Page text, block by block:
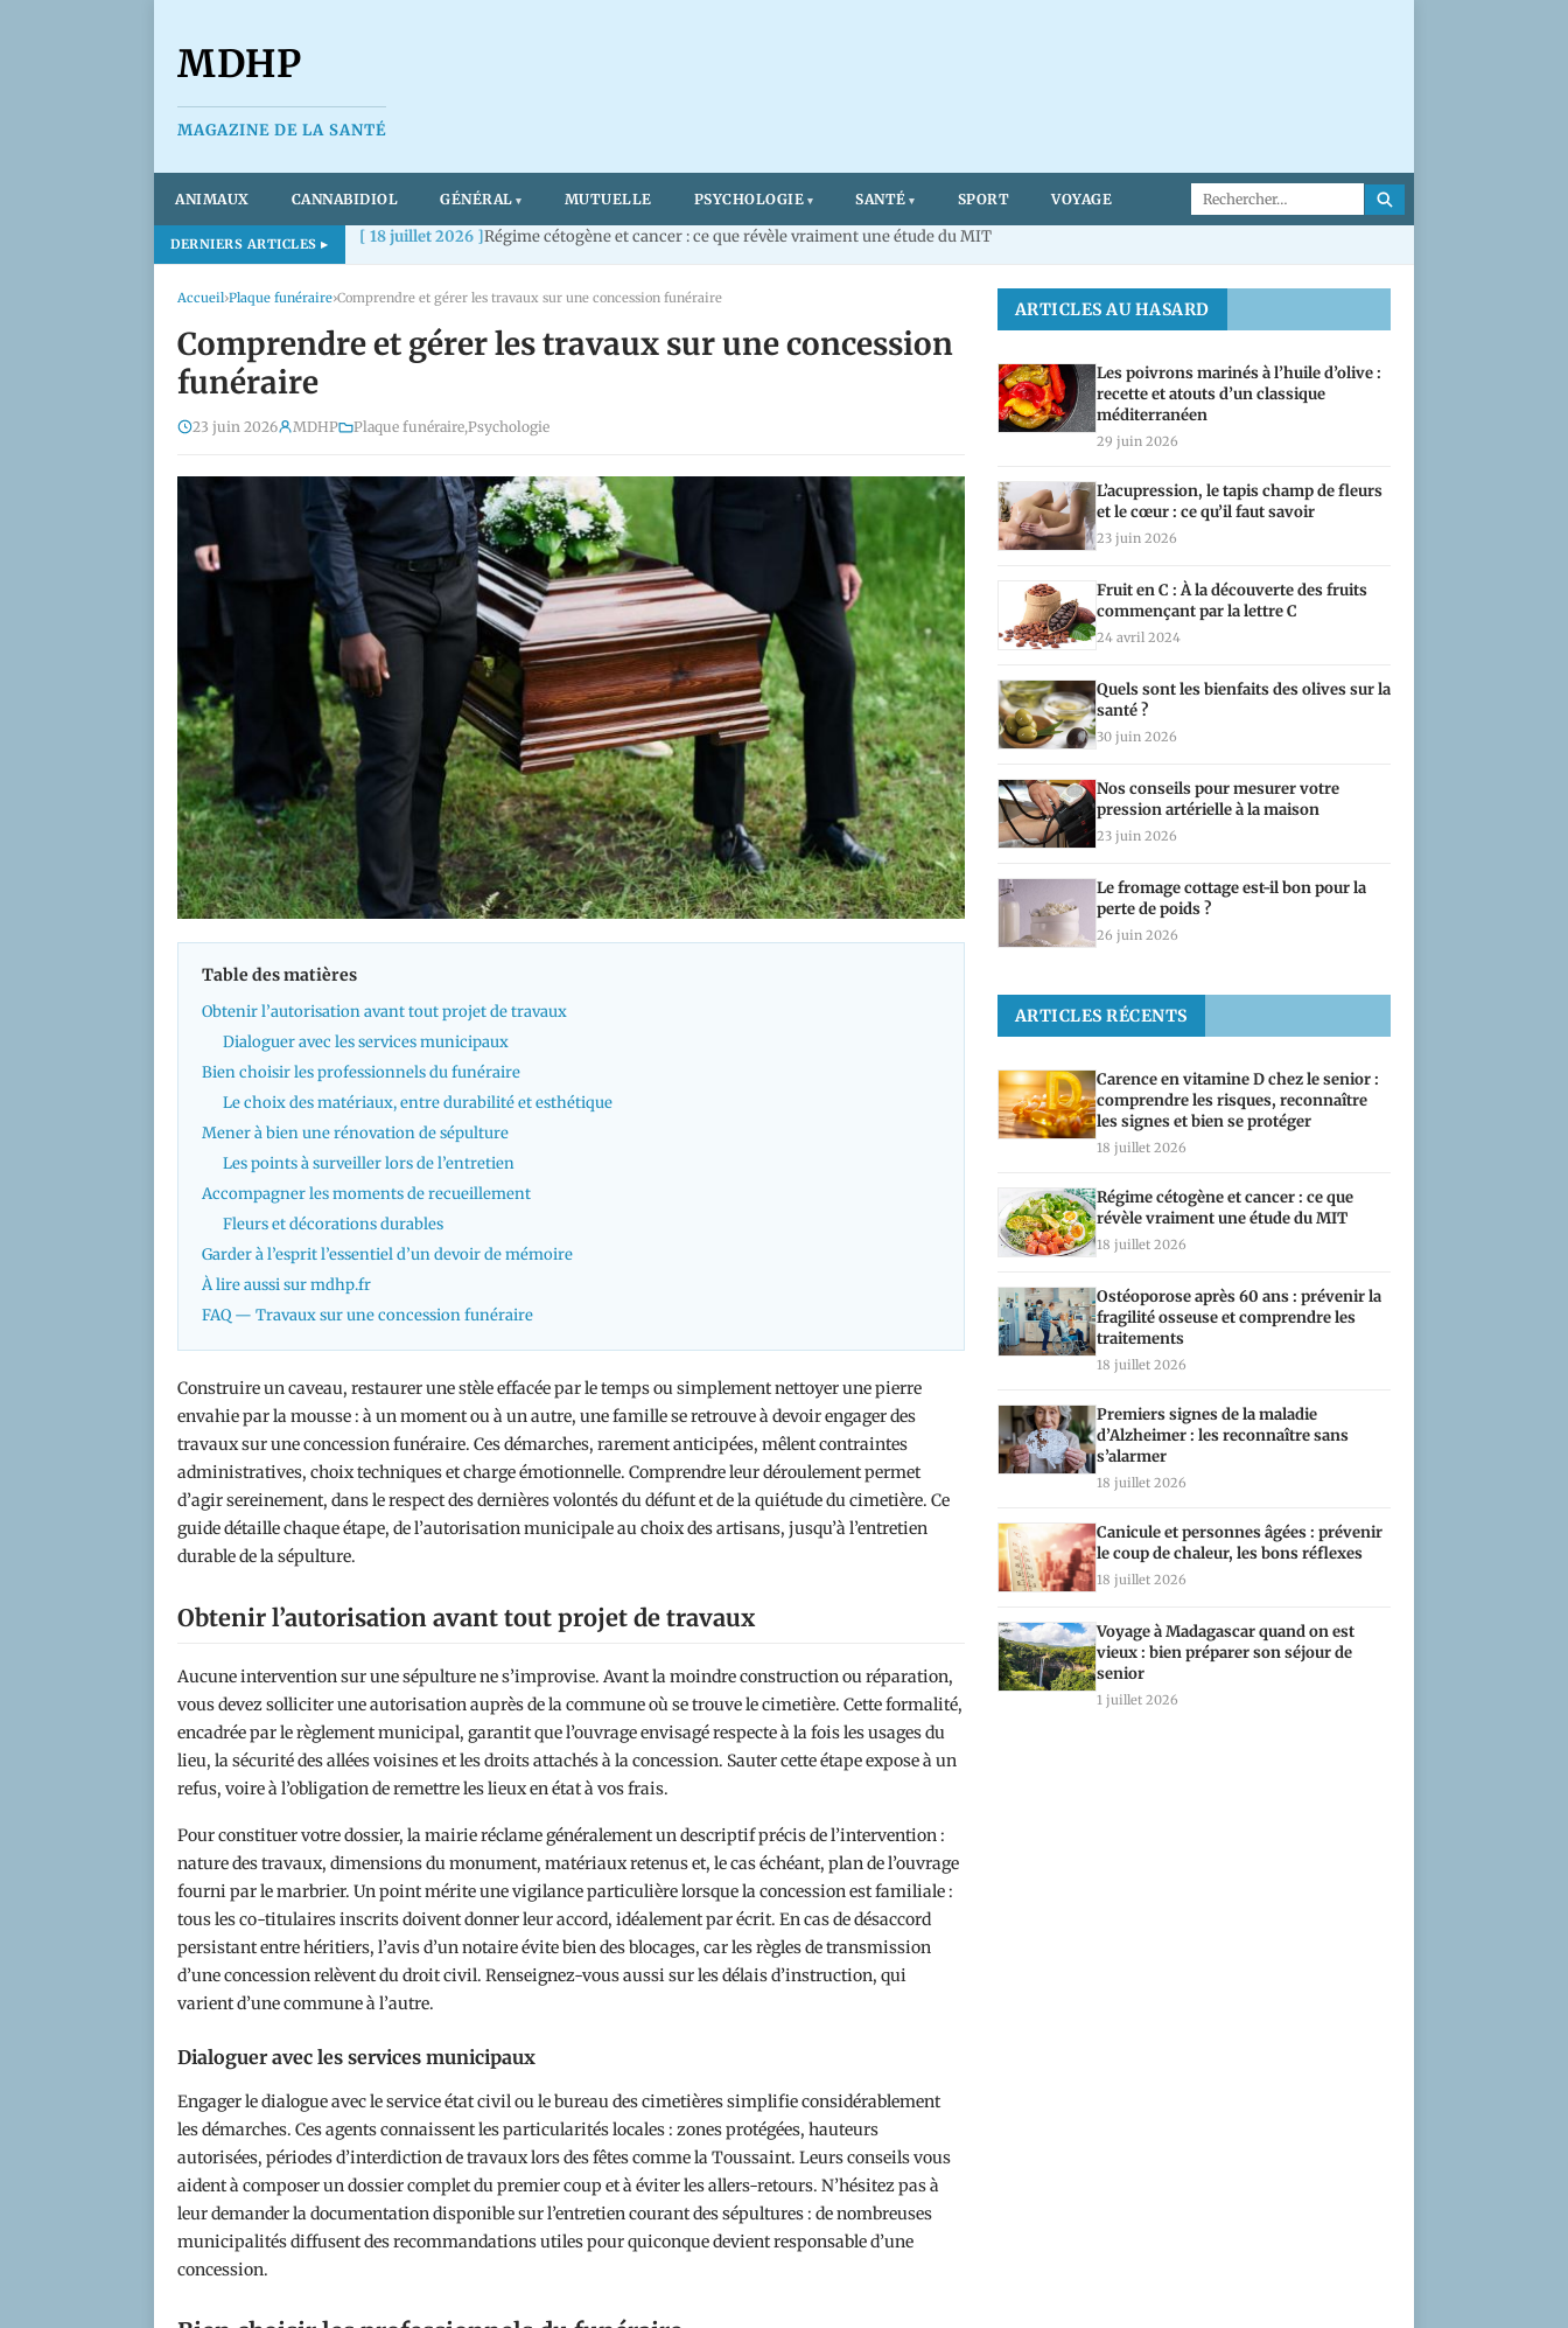
MDHP
MAGAZINE DE LA SANTÉ
ANIMAUX CANNABIDIOL GÉNÉRAL MUTUELLE PSYCHOLOGIE SANTÉ SPORT VOYAGE
DERNIERS ARTICLES [ 18 juillet 2026 ]Régime cétogène et cancer : ce que révèle vraiment une étude du MIT
Accueil›Plaque funéraire›Comprendre et gérer les travaux sur une concession funéraire
Comprendre et gérer les travaux sur une concession
funéraire
23 juin 2026 MDHP Plaque funéraire,Psychologie
Table des matières
Obtenir l’autorisation avant tout projet de travaux
Dialoguer avec les services municipaux
Bien choisir les professionnels du funéraire
Le choix des matériaux, entre durabilité et esthétique
Mener à bien une rénovation de sépulture
Les points à surveiller lors de l’entretien
Accompagner les moments de recueillement
Fleurs et décorations durables
Garder à l’esprit l’essentiel d’un devoir de mémoire
À lire aussi sur mdhp.fr
FAQ — Travaux sur une concession funéraire
Construire un caveau, restaurer une stèle effacée par le temps ou simplement nettoyer une pierre
envahie par la mousse : à un moment ou à un autre, une famille se retrouve à devoir engager des
travaux sur une concession funéraire. Ces démarches, rarement anticipées, mêlent contraintes
administratives, choix techniques et charge émotionnelle. Comprendre leur déroulement permet
d’agir sereinement, dans le respect des dernières volontés du défunt et de la quiétude du cimetière. Ce
guide détaille chaque étape, de l’autorisation municipale au choix des artisans, jusqu’à l’entretien
durable de la sépulture.
Obtenir l’autorisation avant tout projet de travaux
Aucune intervention sur une sépulture ne s’improvise. Avant la moindre construction ou réparation,
vous devez solliciter une autorisation auprès de la commune où se trouve le cimetière. Cette formalité,
encadrée par le règlement municipal, garantit que l’ouvrage envisagé respecte à la fois les usages du
lieu, la sécurité des allées voisines et les droits attachés à la concession. Sauter cette étape expose à un
refus, voire à l’obligation de remettre les lieux en état à vos frais.
Pour constituer votre dossier, la mairie réclame généralement un descriptif précis de l’intervention :
nature des travaux, dimensions du monument, matériaux retenus et, le cas échéant, plan de l’ouvrage
fourni par le marbrier. Un point mérite une vigilance particulière lorsque la concession est familiale :
tous les co-titulaires inscrits doivent donner leur accord, idéalement par écrit. En cas de désaccord
persistant entre héritiers, l’avis d’un notaire évite bien des blocages, car les règles de transmission
d’une concession relèvent du droit civil. Renseignez-vous aussi sur les délais d’instruction, qui
varient d’une commune à l’autre.
Dialoguer avec les services municipaux
Engager le dialogue avec le service état civil ou le bureau des cimetières simplifie considérablement
les démarches. Ces agents connaissent les particularités locales : zones protégées, hauteurs
autorisées, périodes d’interdiction de travaux lors des fêtes comme la Toussaint. Leurs conseils vous
aident à composer un dossier complet du premier coup et à éviter les allers-retours. N’hésitez pas à
leur demander la documentation disponible sur l’entretien courant des sépultures : de nombreuses
municipalités diffusent des recommandations utiles pour quiconque devient responsable d’une
concession.
ARTICLES AU HASARD
Les poivrons marinés à l’huile d’olive :
recette et atouts d’un classique
méditerranéen
29 juin 2026
L’acupression, le tapis champ de fleurs
et le cœur : ce qu’il faut savoir
23 juin 2026
Fruit en C : À la découverte des fruits
commençant par la lettre C
24 avril 2024
Quels sont les bienfaits des olives sur la
santé ?
30 juin 2026
Nos conseils pour mesurer votre
pression artérielle à la maison
23 juin 2026
Le fromage cottage est-il bon pour la
perte de poids ?
26 juin 2026
ARTICLES RÉCENTS
Carence en vitamine D chez le senior :
comprendre les risques, reconnaître
les signes et bien se protéger
18 juillet 2026
Régime cétogène et cancer : ce que
révèle vraiment une étude du MIT
18 juillet 2026
Ostéoporose après 60 ans : prévenir la
fragilité osseuse et comprendre les
traitements
18 juillet 2026
Premiers signes de la maladie
d’Alzheimer : les reconnaître sans
s’alarmer
18 juillet 2026
Canicule et personnes âgées : prévenir
le coup de chaleur, les bons réflexes
18 juillet 2026
Voyage à Madagascar quand on est
vieux : bien préparer son séjour de
senior
1 juillet 2026